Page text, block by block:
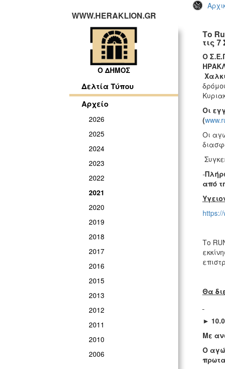
WWW.HERAKLION.GR
Ο ΔΗΜΟΣ
Δελτία Τύπου
Αρχείο
2026
2025
2024
2023
2022
2021
2020
2019
2018
2017
2016
2015
2013
2012
2011
2010
2006
Το
τις
O
Οι
(
Οι
-
από
Το
Θα
►
Με
Ο